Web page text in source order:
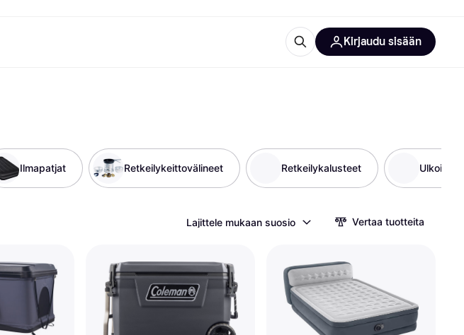
Säästötili
Talletustili
Moottorikuljetukset
Puutarha ja Patio
Keittiökoneet
Kodinkoneet
Kaikki kategoriat
Kirjaudu sisään
Ilmapatjat Retkeilykeittovälineet Retkeilykalusteet
Lajittele mukaan suosio Vertaa tuotteita